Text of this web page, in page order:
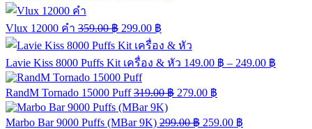
Vlux 12000 คำ 359.00฿ 299.00 ฿
Lavie Kiss 8000 Puffs Kit เครื่อง & หัว 149.00 ฿ – 249.00 ฿
RandM Tornado 15000 Puff 319.00฿ 279.00 ฿
Marbo Bar 9000 Puffs (MBar 9K) 299.00฿ 259.00 ฿